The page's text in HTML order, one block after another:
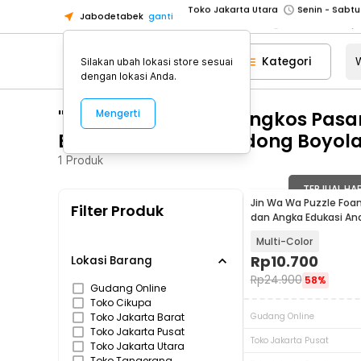
Jabodetabek ganti Toko Tangerang
Pick n Go Jakarta Barat
Senin -
Pick n Go Bekasi
Senin - Jumat
Pick n Go Depok
Senin - Jumat
Toko Jakarta Pusat
Senin -
Toko Tangerang
Pick n Go Jakarta Barat
Senin -
Pick n Go Bekasi
Senin - Jumat
Senin - Jumat
Kategori
"WA 0812 2782 5310 Ongkos
Berpengalaman Andong
1 Produk
Filter Produk
Lokasi Barang
Gudang Online
Toko Cikupa
Toko Jakarta Barat
Toko Jakarta Pusat
Toko Jakarta Utara
TERJUAL
Jin Wa Wa Puzzle
dan Angka Edukasi
Multi-Color
Rp10.700
Rp24.900 58%
Gudang Online
Toko Jakarta Pusat
Silakan ubah lokasi store sesuai
dengan lokasi Anda.
Mengerti